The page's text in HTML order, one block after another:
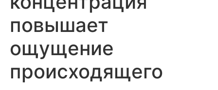
повышает
ощущение
происходящего